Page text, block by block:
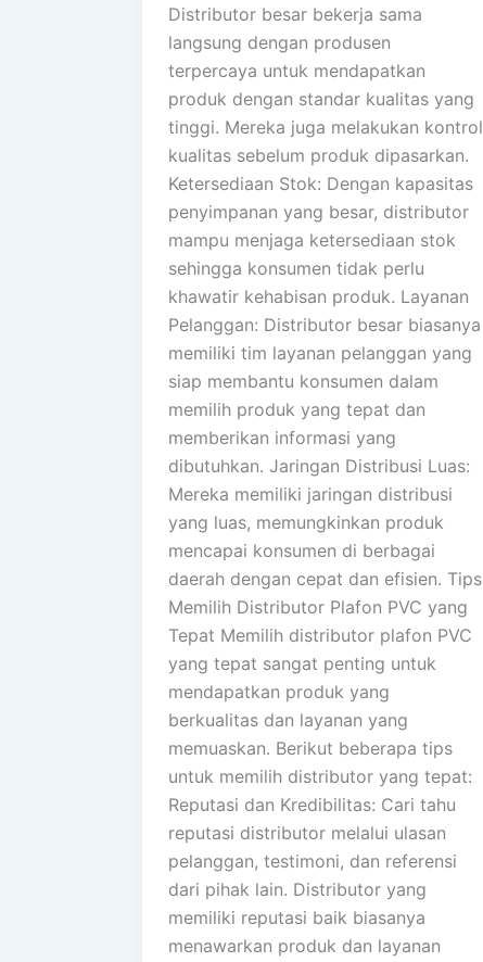
Distributor besar bekerja sama
langsung dengan produsen
terpercaya untuk mendapatkan
produk dengan standar kualitas yang
tinggi. Mereka juga melakukan kontrol
kualitas sebelum produk dipasarkan.
Ketersediaan Stok: Dengan kapasitas
penyimpanan yang besar, distributor
mampu menjaga ketersediaan stok
sehingga konsumen tidak perlu
khawatir kehabisan produk. Layanan
Pelanggan: Distributor besar biasanya
memiliki tim layanan pelanggan yang
siap membantu konsumen dalam
memilih produk yang tepat dan
memberikan informasi yang
dibutuhkan. Jaringan Distribusi Luas:
Mereka memiliki jaringan distribusi
yang luas, memungkinkan produk
mencapai konsumen di berbagai
daerah dengan cepat dan efisien. Tips
Memilih Distributor Plafon PVC yang
Tepat Memilih distributor plafon PVC
yang tepat sangat penting untuk
mendapatkan produk yang
berkualitas dan layanan yang
memuaskan. Berikut beberapa tips
untuk memilih distributor yang tepat:
Reputasi dan Kredibilitas: Cari tahu
reputasi distributor melalui ulasan
pelanggan, testimoni, dan referensi
dari pihak lain. Distributor yang
memiliki reputasi baik biasanya
menawarkan produk dan layanan